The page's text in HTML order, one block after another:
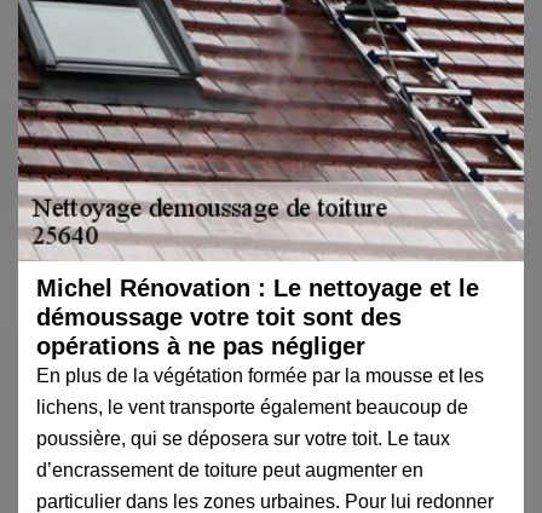
Michel Rénovation : Le nettoyage et le
démoussage votre toit sont des
opérations à ne pas négliger
En plus de la végétation formée par la mousse et les
lichens, le vent transporte également beaucoup de
poussière, qui se déposera sur votre toit. Le taux
d’encrassement de toiture peut augmenter en
particulier dans les zones urbaines. Pour lui redonner